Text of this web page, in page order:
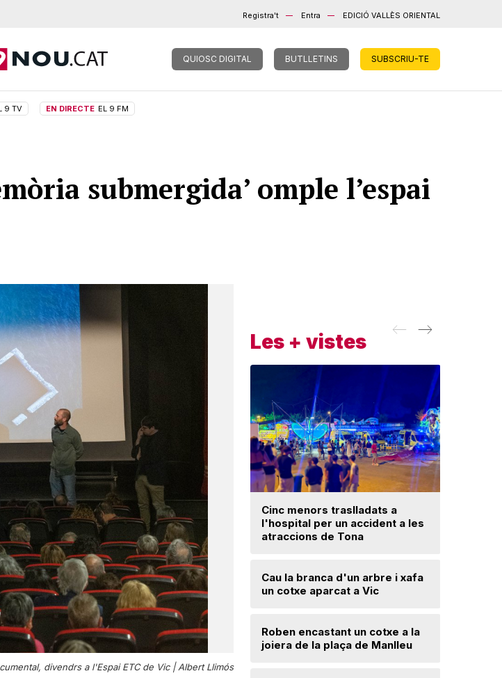
Registra't Entra EDICIÓ VALLÈS ORIENTAL
QUIOSC DIGITAL BUTLLETINS SUBSCRIU-TE
9 TV EN DIRECTE EL 9 FM
submergida’ omple l’espai
divendrs a l'Espai ETC de Vic |Albert Llimós
Les + vistes
Cinc menors traslladats a
l'hospital per un accident a les
atraccions de Tona
Cau la branca d'un arbre i xafa
un cotxe aparcat a Vic
Roben encastant un cotxe a la
joiera de la plaça de Manlleu